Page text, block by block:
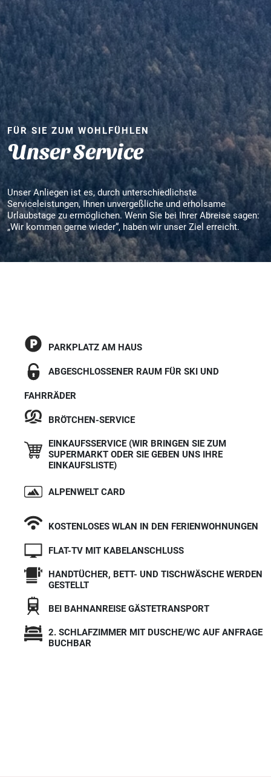
FÜR SIE ZUM WOHLFÜHLEN
Unser Service
Unser Anliegen ist es, durch unterschiedlichste
Serviceleistungen, Ihnen unvergeßliche und erholsame
Urlaubstage zu ermöglichen. Wenn Sie bei Ihrer Abreise sagen:
„Wir kommen gerne wieder“, haben wir unser Ziel erreicht.
PARKPLATZ AM HAUS
ABGESCHLOSSENER RAUM FÜR SKI UND
FAHRRÄDER
BRÖTCHEN-SERVICE
EINKAUFSSERVICE (WIR BRINGEN SIE ZUM
SUPERMARKT ODER SIE GEBEN UNS IHRE
EINKAUFSLISTE)
ALPENWELT CARD
KOSTENLOSES WLAN IN DEN FERIENWOHNUNGEN
FLAT-TV MIT KABELANSCHLUSS
HANDTÜCHER, BETT- UND TISCHWÄSCHE WERDEN
GESTELLT
BEI BAHNANREISE GÄSTETRANSPORT
2. SCHLAFZIMMER MIT DUSCHE/WC AUF ANFRAGE
BUCHBAR